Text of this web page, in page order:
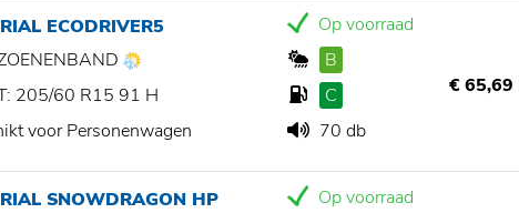
ECODRIVER5
205/60 R15 91 H
voor Personenwagen
Op voorraad
B
C
70 db
€ 65,69
SNOWDRAGON HP
Op voorraad